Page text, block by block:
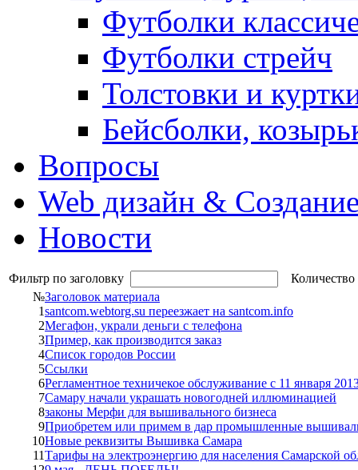
Футболки
Футболки стрейч
Толстовки и
Бейсболки,
Вопросы
Web дизайн &
Новости
Фильтр по заголовку
№Заголовок материала
1santcom.webtorg.su переезжает на santcom.info
2Мегафон, украли деньги с телефона
3Пример, как производится заказ
4Список городов России
5Ссылки
6Регламентное техничекое обслуживание с 11 января
7Самару начали украшать новогодней иллюминацией
8законы Мерфи для вышивального бизнеса
9Приобретем или примем в дар промышленные
10Новые реквизиты Вышивка Самара
11Тарифы на электроэнергию для населения Самарской